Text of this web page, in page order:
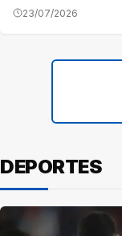
23/07/2026
DEPORTES